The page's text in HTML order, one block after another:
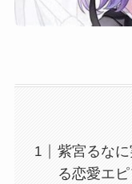
紫宮るな
る恋愛エ